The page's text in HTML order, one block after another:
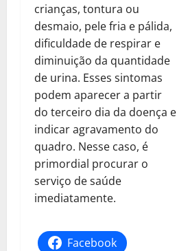
crianças, tontura ou
desmaio, pele fria e pálida,
dificuldade de respirar e
diminuição da quantidade
de urina. Esses sintomas
podem aparecer a partir
do terceiro dia da doença e
indicar agravamento do
quadro. Nesse caso, é
primordial procurar o
serviço de saúde
imediatamente.
Facebook